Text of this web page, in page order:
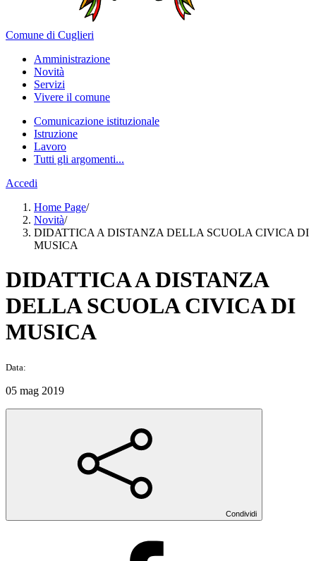
Comune di Cuglieri
Amministrazione
Novità
Servizi
Vivere il comune
Comunicazione istituzionale
Istruzione
Lavoro
Tutti gli argomenti...
Accedi
Home Page/
Novità/
DIDATTICA A DISTANZA DELLA SCUOLA CIVICA DI
MUSICA
DIDATTICA A DISTANZA
DELLA SCUOLA CIVICA DI
MUSICA
Data:
05 mag 2019
Condividi